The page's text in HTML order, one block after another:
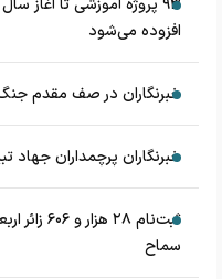
۹۳ پروژه آموزشی تا
افزوده می‌شود
خبرنگاران در صف مقدم جنگ
خبرنگاران پرچمداران
سماح